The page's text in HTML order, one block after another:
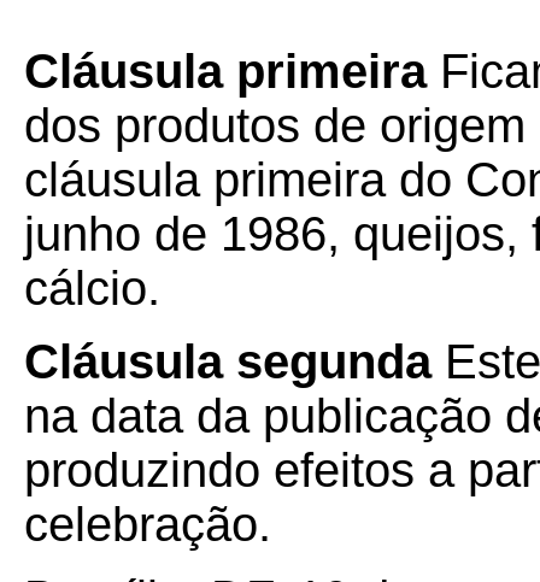
Cláusula primeira
dos produtos de
cláusula primeira do
junho de 1986,
cálcio.
Cláusula segunda
na data da publicação
produzindo efeitos a
celebração.